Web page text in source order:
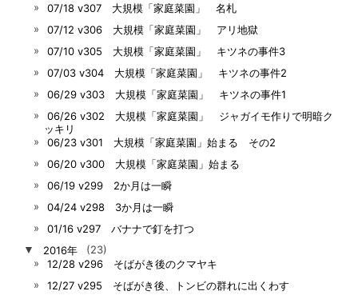
07/18 v307 大規模「家庭菜園」 名札
07/12 v306 大規模「家庭菜園」 アリ地獄
07/10 v305 大規模「家庭菜園」 キツネの事件3
07/03 v304 大規模「家庭菜園」 キツネの事件2
06/29 v303 大規模「家庭菜園」 キツネの事件1
06/26 v302 大規模「家庭菜園」 ジャガイモ作りで明暗ク
ッキリ
06/23 v301 大規模「家庭菜園」始まる その2
06/20 v300 大規模「家庭菜園」始まる
06/19 v299 2か月は一瞬
04/24 v298 3か月は一瞬
01/16 v297 バナナで釘を打つ
▼
2016年
(23)
12/28 v296 そばがき後のクマヤキ
12/27 v295 そばがき後、トンビの群れに出くわす